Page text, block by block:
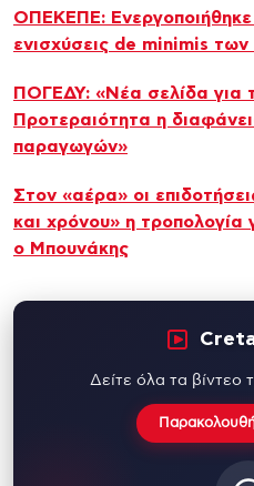
ΟΠΕΚΕΠΕ:
ενισχύσεις de minimis
ΠΟΓΕΔΥ: «Νέα σελίδα
Προτεραιότητα η
παραγωγών»
Στον «αέρα» οι
και χρόνου» η τροπολογία
ο Μπουνάκης
Δείτε όλα τα βίντεο